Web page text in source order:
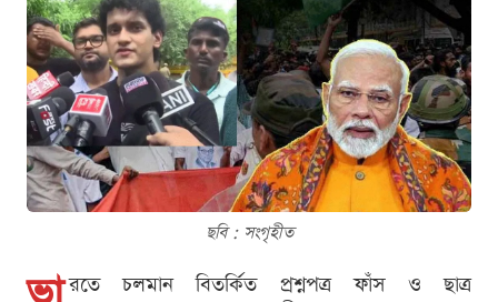
ছবি : সংগৃহীত
রতে চলমান বিতর্কিত প্রশ্নপত্র ফাঁস ও ছাত্র